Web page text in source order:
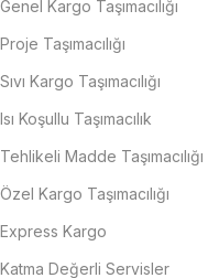
Genel Kargo Taşımacılığı
Proje Taşımacılığı
Sıvı Kargo Taşımacılığı
Isı Koşullu Taşımacılık
Tehlikeli Madde Taşımacılığı
Özel Kargo Taşımacılığı
Express Kargo
Katma Değerli Servisler